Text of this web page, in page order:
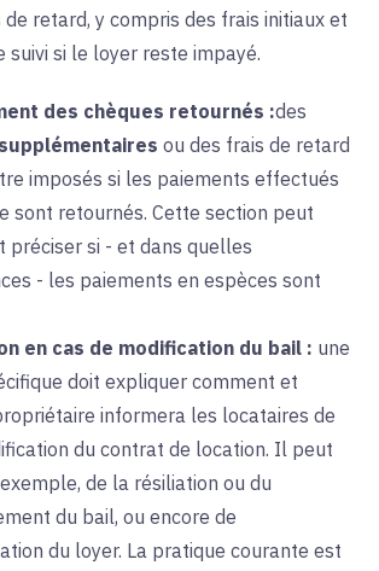
retard, y compris des frais initiaux et
suivi si le loyer reste impayé.
des chèques retournés :des
supplémentaires ou des frais de retard
imposés si les paiements effectués
sont retournés. Cette section peut
préciser si - et dans quelles
- les paiements en espèces sont
en cas de modification du bail : une
doit expliquer comment et
informera les locataires de
du contrat de location. Il peut
de la résiliation ou du
du bail, ou encore de
du loyer. La pratique courante est